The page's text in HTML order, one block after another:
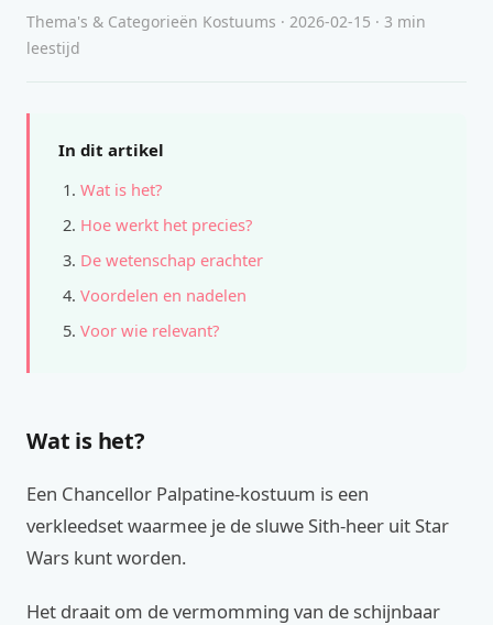
Thema's & Categorieën Kostuums · 2026-02-15 · 3 min
leestijd
In dit artikel
Wat is het?
Hoe werkt het precies?
De wetenschap erachter
Voordelen en nadelen
Voor wie relevant?
Wat is het?
Een Chancellor Palpatine-kostuum is een
verkleedset waarmee je de sluwe Sith-heer uit Star
Wars kunt worden.
Het draait om de vermomming van de schijnbaar